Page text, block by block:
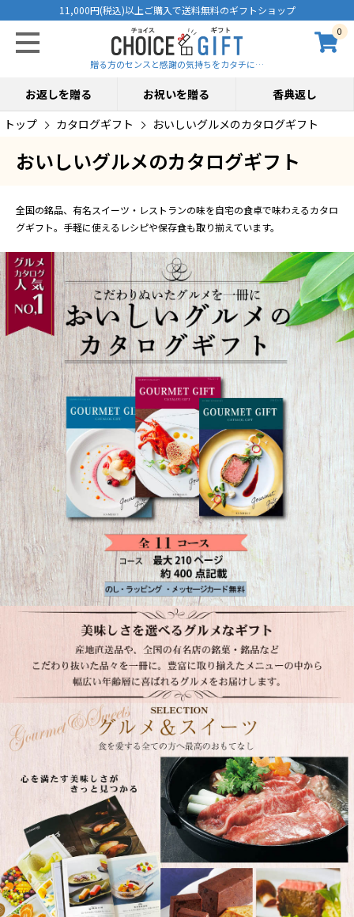
11,000円(税込)以上ご購入で送料無料のギフトショップ
0
贈る方のセンスと感謝の気持ちをカタチに…
お返しを贈る お祝いを贈る
香典返し
トップ
カタログギフト おいしいグルメのカタログギフト
おいしいグルメのカタログギフト
全国の銘品、有名スイーツ・レストランの味を自宅の食卓で味わえるカタロ
グギフト。手軽に使えるレシピや保存食も取り揃えています。
グルメカタログ人気No.1。こだわりぬいたグルメを一冊にまとめたおいしいグル
美味しさを選べるグルメギフト。産地直送品や全国の有名店の銘菓・銘品など、